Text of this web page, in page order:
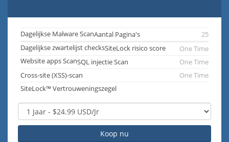
Dagelijkse Malware ScanAantal Pagina's
25
Dagelijkse zwartelijst checksSiteLock risico score
Website apps Scan
One Time
SQL injectie Scan
One Time
Cross-site (XSS)-scan
One Time
SiteLock™ Vertrouweningszegel
Koop nu